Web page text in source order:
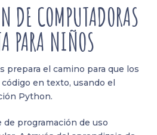
DE COMPUTADORAS
PARA NIÑOS
prepara el camino para que los
en texto, usando el
Python.
programación de uso